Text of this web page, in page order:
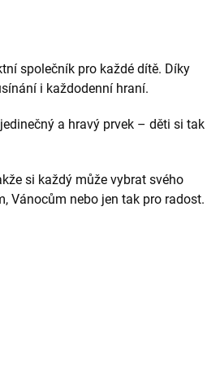
společník pro každé dítě. Díky
i každodenní hraní.
a hravý prvek – děti si tak
si každý může vybrat svého
Vánocům nebo jen tak pro radost.